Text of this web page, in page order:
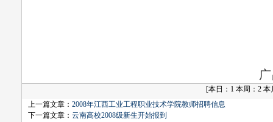
[本日：1 本周：2
上一篇文章： 2008年江西工业工程职业技术学院教师招聘信息
下一篇文章： 云南高校2008级新生开始报到